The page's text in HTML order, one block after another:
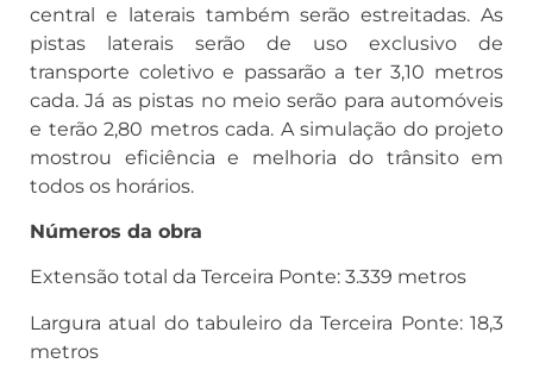
central e laterais também serão estreitadas. As
pistas laterais serão de uso exclusivo de
transporte coletivo e passarão a ter 3,10 metros
cada. Já as pistas no meio serão para automóveis
e terão 2,80 metros cada. A simulação do projeto
mostrou eficiência e melhoria do trânsito em
todos os horários.
Números da obra
Extensão total da Terceira Ponte: 3.339 metros
Largura atual do tabuleiro da Terceira Ponte: 18,3
metros